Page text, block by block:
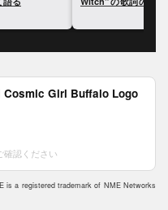
Girl Buffalo Logo
確認ください
is a registered trademark of NME Networks